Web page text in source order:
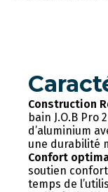
Construction
bain J.O.B Pro
d’aluminium
une durabilité
Confort
soutien
temps de